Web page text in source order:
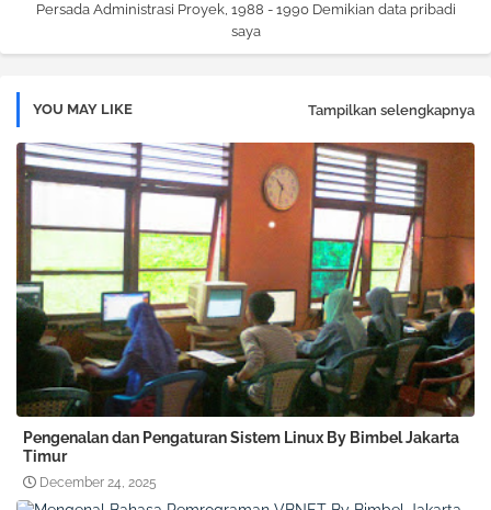
Persada Administrasi Proyek, 1988 - 1990 Demikian data pribadi
saya
YOU MAY LIKE Tampilkan selengkapnya
Pengenalan dan Pengaturan Sistem Linux By Bimbel Jakarta
Timur
December 24, 2025